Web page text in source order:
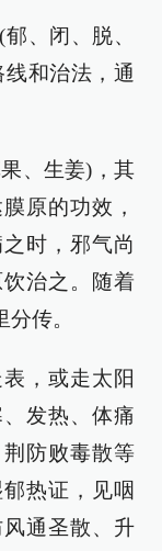
、闭、脱、
和治法，通
、生姜)，其
原的功效，
时，邪气尚
治之。随着
传。
，或走太阳
发热、体痛
防败毒散等
热证，见咽
通圣散、升